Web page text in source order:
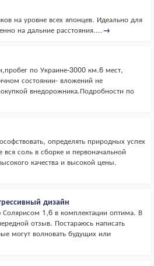
на уровне всех японцев. Идеально для
на дальние расстояния....→
по Украине-3000 км.6 мест,
состоянии- вложений не
внедорожника.Подробности по
определять природных успех
соль в сборке и первоначальной
качества и высокой цены.
дизайн
Солярисом 1,6 в комплектации оптима. В
отзыв. Постараюсь написать
могут волновать будущих или